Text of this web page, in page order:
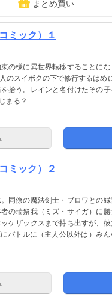
まとめ買い
ミック）１
の様に異世界転移することに
のスイボクの下で修行するは
拾う。レインと名付けたその
まる？
ミック）２
同僚の魔法剣士・ブロワとの
の瑞祭我（ミズ・サイガ）に
ケザックスまで持ち出すが、
バトルに（主人公以外は）み